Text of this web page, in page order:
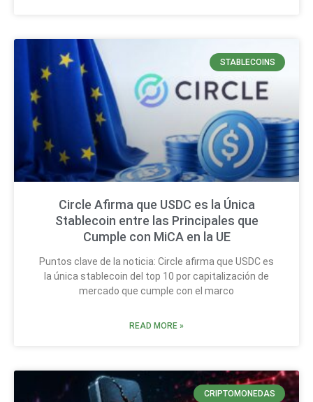
STABLECOINS
Circle Afirma que USDC es la Única
Stablecoin entre las Principales que
Cumple con MiCA en la UE
Puntos clave de la noticia: Circle afirma que USDC es
la única stablecoin del top 10 por capitalización de
mercado que cumple con el marco
READ MORE »
CRIPTOMONEDAS